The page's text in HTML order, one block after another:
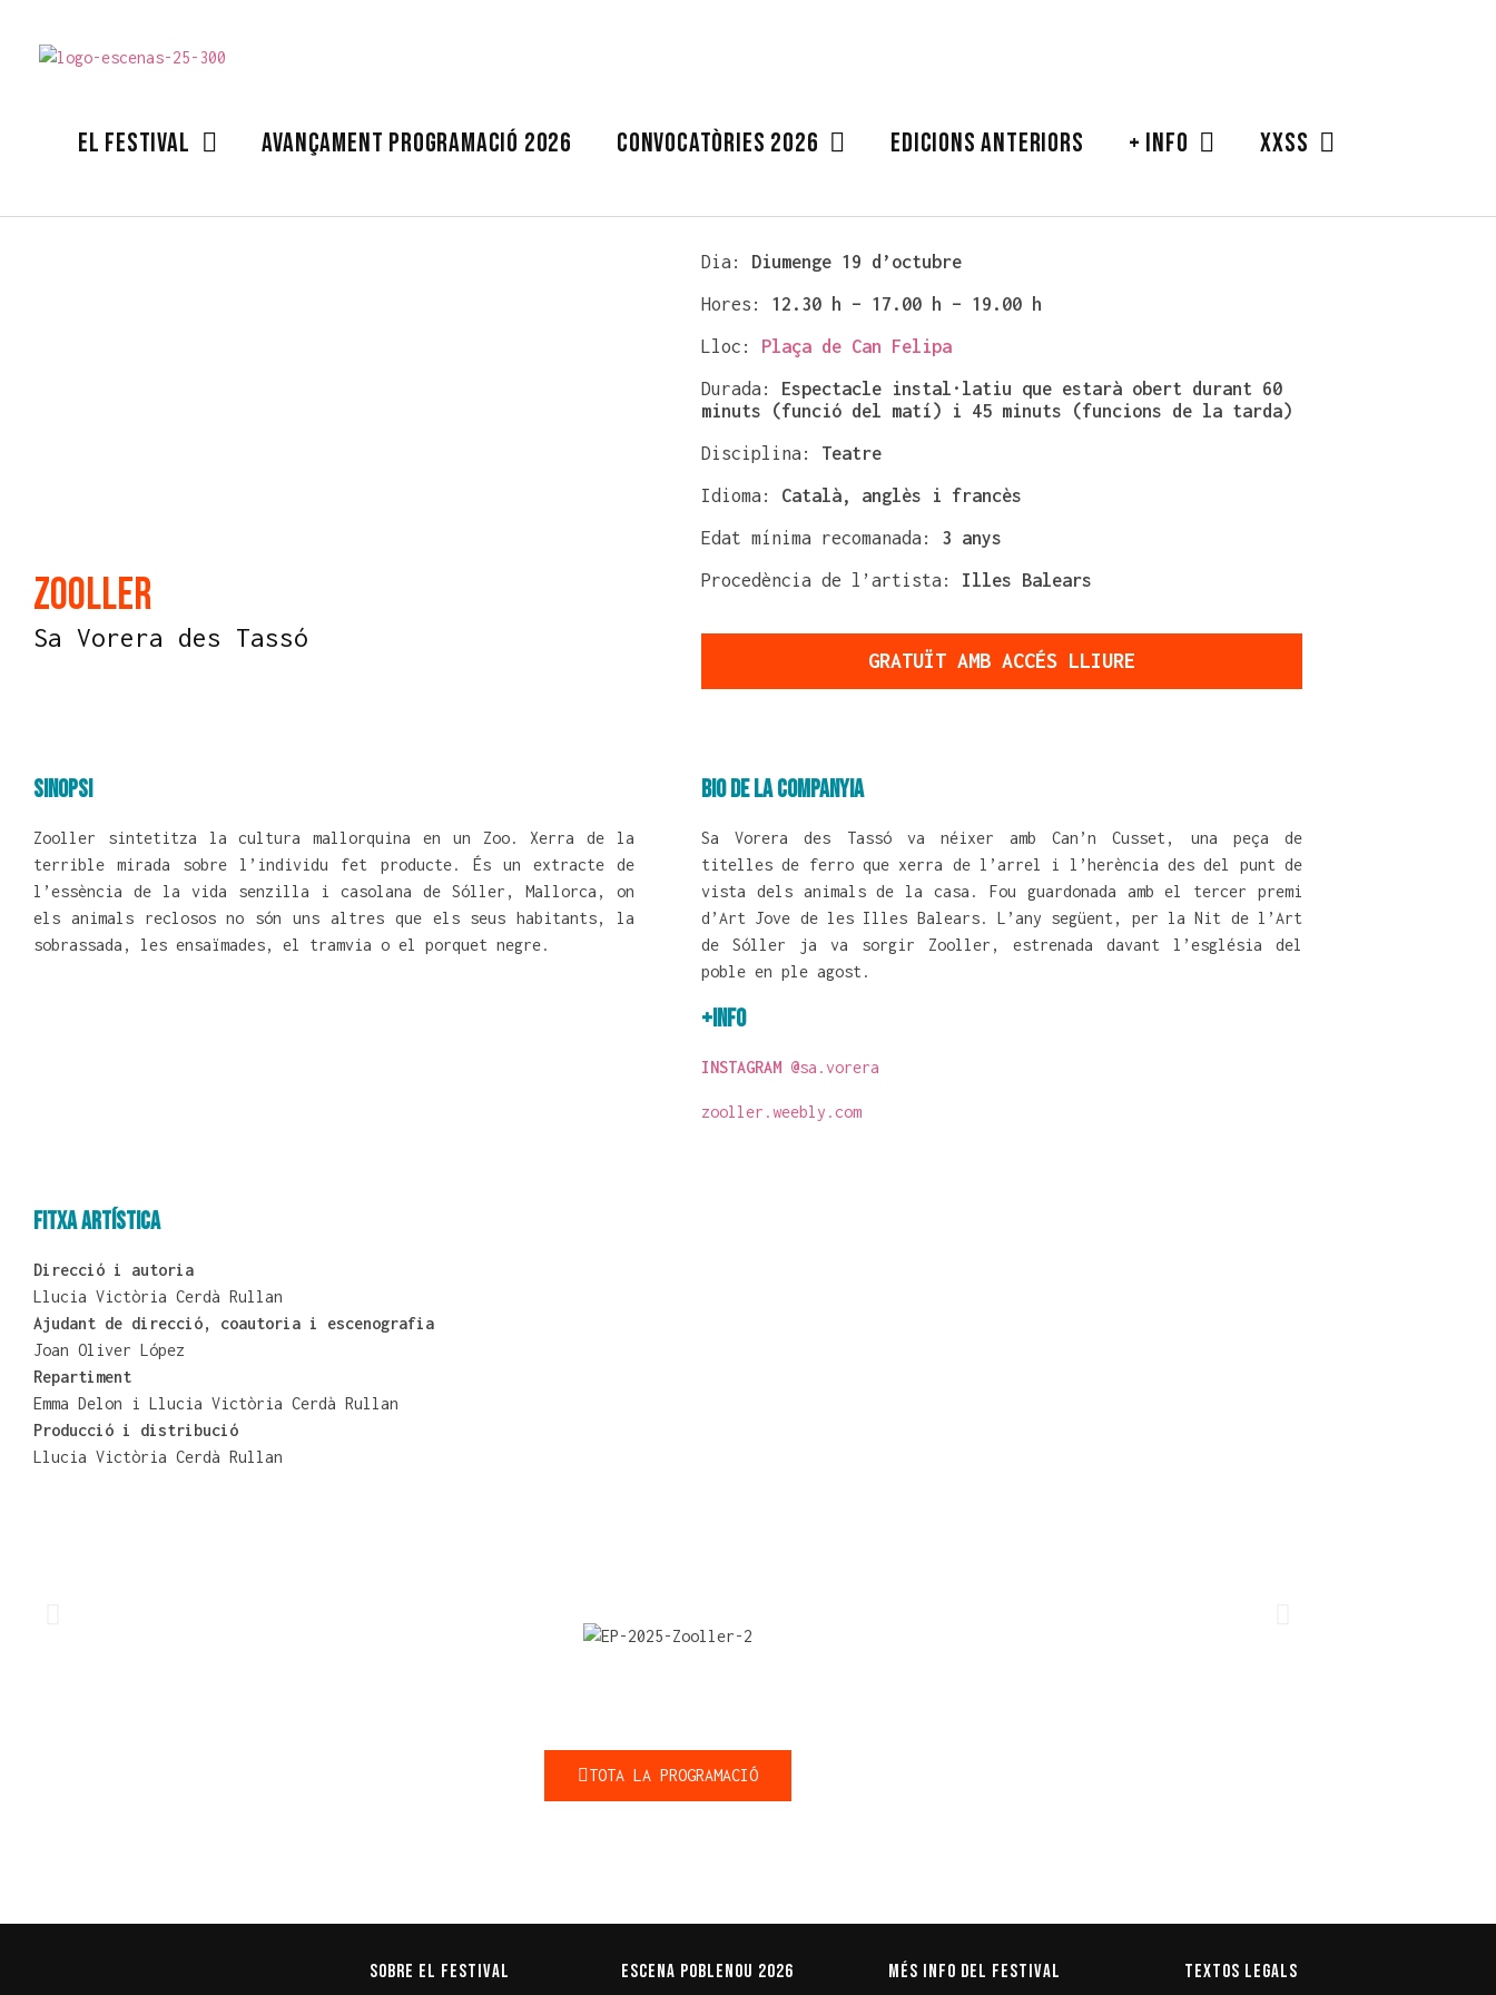
EL FESTIVAL AVANÇAMENT PROGRAMACIÓ 2026 CONVOCATÒRIES 2026 EDICIONS ANTERIORS + INFO XXSS
Zooller
Sa Vorera des Tassó
Dia: Diumenge 19 d’octubre
Hores: 12.30 h – 17.00 h – 19.00 h
Lloc: Plaça de Can Felipa
Durada: Espectacle instal·latiu que estarà obert durant 60
minuts (funció del matí) i 45 minuts (funcions de la tarda)
Disciplina: Teatre
Idioma: Català, anglès i francès
Edat mínima recomanada: 3 anys
Procedència de l’artista: Illes Balears
GRATUÏT AMB ACCÉS LLIURE
Sinopsi
Zooller sintetitza la cultura mallorquina en un Zoo. Xerra de la
terrible mirada sobre l’individu fet producte. És un extracte de
l’essència de la vida senzilla i casolana de Sóller, Mallorca, on
els animals reclosos no són uns altres que els seus habitants, la
sobrassada, les ensaïmades, el tramvia o el porquet negre.
Bio de la companyia
Sa Vorera des Tassó va néixer amb Can’n Cusset, una peça de
titelles de ferro que xerra de l’arrel i l’herència des del punt de
vista dels animals de la casa. Fou guardonada amb el tercer premi
d’Art Jove de les Illes Balears. L’any següent, per la Nit de l’Art
de Sóller ja va sorgir Zooller, estrenada davant l’església del
poble en ple agost.
+INFO
INSTAGRAM @sa.vorera
zooller.weebly.com
Fitxa artística
Direcció i autoria
Llucia Victòria Cerdà Rullan
Ajudant de direcció, coautoria i escenografia
Joan Oliver López
Repartiment
Emma Delon i Llucia Victòria Cerdà Rullan
Producció i distribució
Llucia Victòria Cerdà Rullan
TOTA LA PROGRAMACIÓ
Sobre el Festival Escena Poblenou 2026 Més info del Festival Textos legals